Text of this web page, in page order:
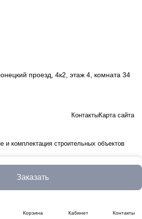
Заказать
Корзина Кабинет Контакты
проезд, 4к2, этаж 4, комната 34
КонтактыКарта сайта
и комплектация строительных объектов